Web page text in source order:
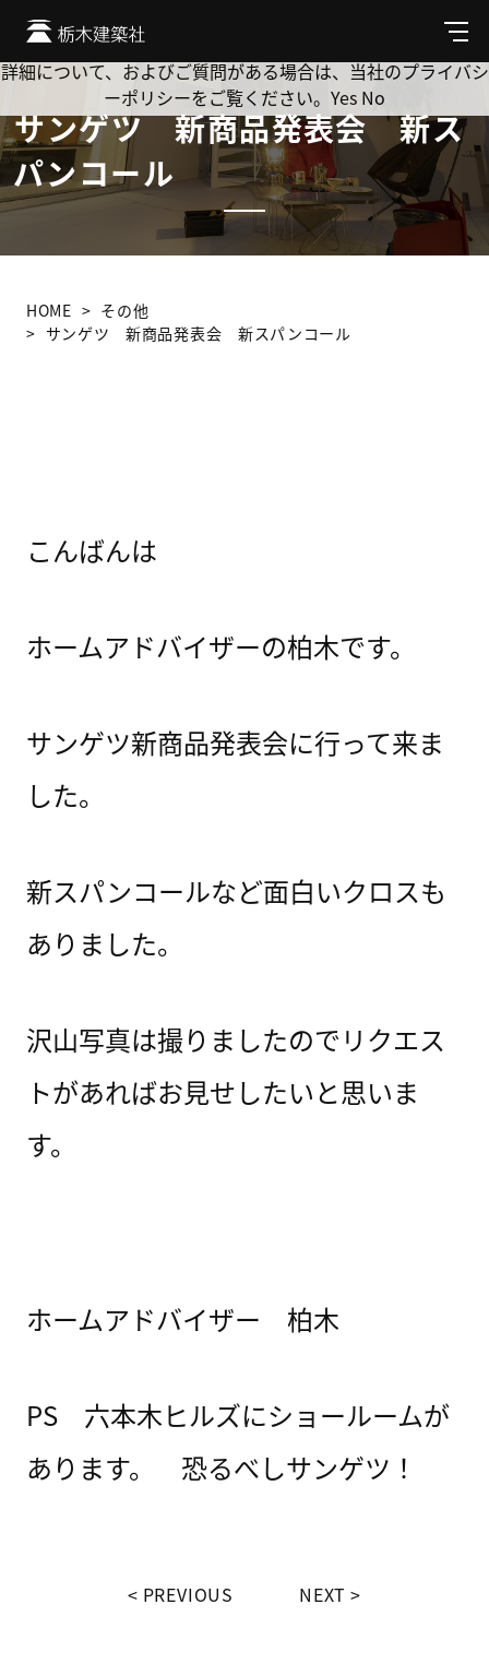
メ
ニ
ュ
サンゲツ 新商品発表会 新ス
パンコール
HOME
その他
サンゲツ 新商品発表会 新スパンコール
こんばんは
ホームアドバイザーの柏木です。
サンゲツ新商品発表会に行って来ま
した。
新スパンコールなど面白いクロスも
ありました。
沢山写真は撮りましたのでリクエス
トがあればお見せしたいと思いま
す。
ホームアドバイザー 柏木
PS 六本木ヒルズにショールームが
あります。 恐るべしサンゲツ！
PREVIOUS NEXT
Cookie を使用して、お客様の活動を追跡してもよろしいです
か? 当社ではお客様のプライバシーを極めて重視しています。
詳細について、およびご質問がある場合は、当社のプライバシ
ーポリシーをご覧ください。 Yes No